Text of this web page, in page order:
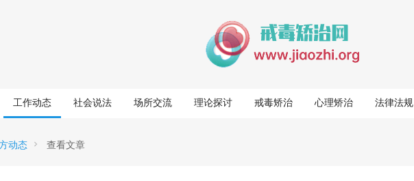
工作动态 社会说法 场所交流 理论探讨 戒毒矫治 心理矫治 法律法规
动态 查看文章